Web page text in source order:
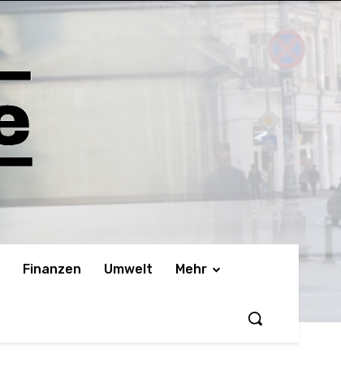
Finanzen Umwelt Mehr